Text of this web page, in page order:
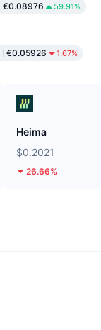
€0.08976 59.91%
€0.05926 1.67%
Heima
$0.2021
26.66%